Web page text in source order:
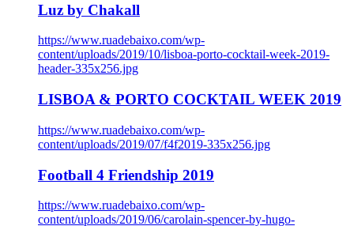
Luz by Chakall
https://www.ruadebaixo.com/wp-
content/uploads/2019/10/lisboa-porto-cocktail-week-2019-
header-335x256.jpg
LISBOA & PORTO COCKTAIL WEEK 2019
https://www.ruadebaixo.com/wp-
content/uploads/2019/07/f4f2019-335x256.jpg
Football 4 Friendship 2019
https://www.ruadebaixo.com/wp-
content/uploads/2019/06/carolain-spencer-by-hugo-